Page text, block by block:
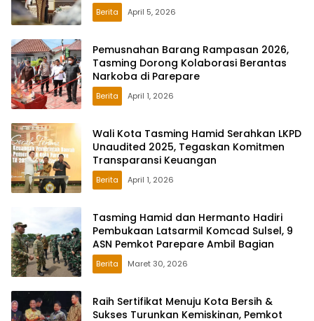
Berita April 5, 2026
Pemusnahan Barang Rampasan 2026,
Tasming Dorong Kolaborasi Berantas
Narkoba di Parepare
Berita April 1, 2026
Wali Kota Tasming Hamid Serahkan LKPD
Unaudited 2025, Tegaskan Komitmen
Transparansi Keuangan
Berita April 1, 2026
Tasming Hamid dan Hermanto Hadiri
Pembukaan Latsarmil Komcad Sulsel, 9
ASN Pemkot Parepare Ambil Bagian
Berita Maret 30, 2026
Raih Sertifikat Menuju Kota Bersih &
Sukses Turunkan Kemiskinan, Pemkot